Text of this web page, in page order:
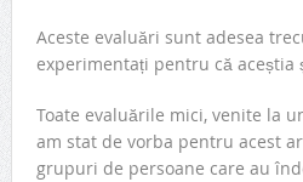
Aceste evaluări sunt adesea
experimentați pentru că aceștia
Toate evaluările mici, venite la
am stat de vorba pentru acest
grupuri de persoane care au